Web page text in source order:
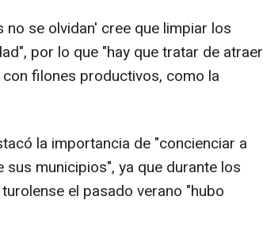
se olvidan' cree que limpiar los
por lo que "hay que tratar de atraer
filones productivos, como la
la importancia de "concienciar a
municipios", ya que durante los
el pasado verano "hubo